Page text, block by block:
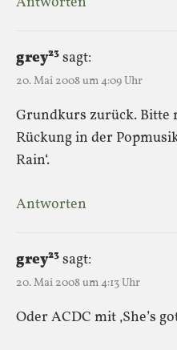
grey²³sagt:
20. Mai 2008 um 4:09 Uhr
Grundkurs zurück. Bitte
Rückung in der
Rain‘.
Antworten
grey²³sagt:
20. Mai 2008 um 4:13 Uhr
Oder ACDC mit ‚She’s